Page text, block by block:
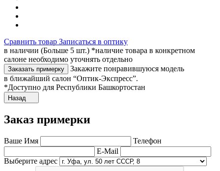
Сравнить товар Записаться в оптику
в наличии (Больше 5 шт.) *наличие товара в конкретном
салоне необходимо уточнять отдельно
Заказать примерку
Закажите понравившуюся модель
в ближайший салон “Оптик-Экспресс”.
*Доступно для Республики Башкортостан
Назад
Заказ примерки
Ваше Имя
Телефон
E-Mail
Выберите адрес